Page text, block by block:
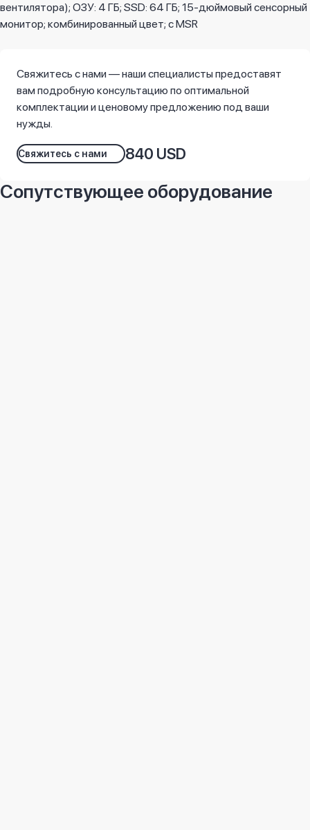
вентилятора); ОЗУ: 4 ГБ; SSD: 64 ГБ; 15-дюймовый сенсорный
монитор; комбинированный цвет; с MSR
Свяжитесь с нами — наши специалисты предоставят
вам подробную консультацию по оптимальной
комплектации и ценовому предложению под ваши
нужды.
Свяжитесь с нами 840 USD
Сопутствующее оборудование